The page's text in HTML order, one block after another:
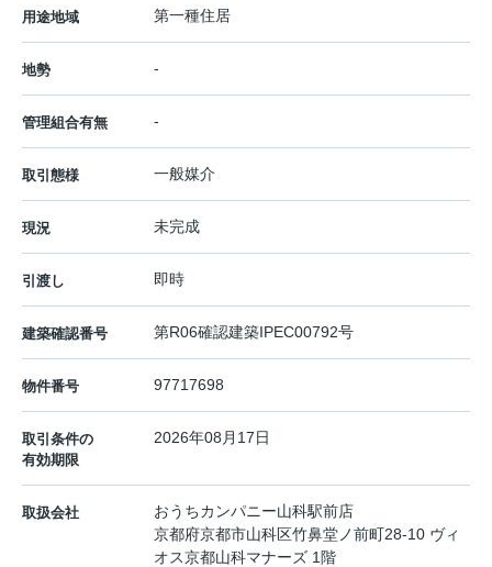
用途地域 第一種住居
地勢 -
管理組合有無 -
取引態様 一般媒介
現況 未完成
引渡し 即時
建築確認番号 第R06確認建築IPEC00792号
物件番号 97717698
取引条件の
有効期限
2026年08月17日
取扱会社
おうちカンパニー山科駅前店
京都府京都市山科区竹鼻堂ノ前町28-10 ヴィ
オス京都山科マナーズ 1階